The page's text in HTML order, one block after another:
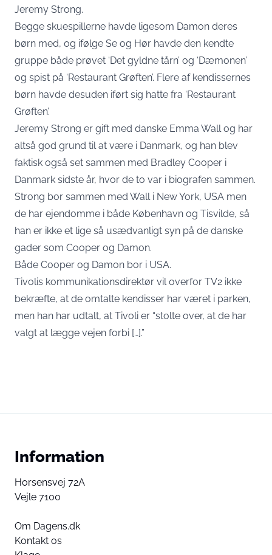
Jeremy Strong.
Begge skuespillerne havde ligesom Damon deres
børn med, og ifølge Se og Hør havde den kendte
gruppe både prøvet ‘Det gyldne tårn’ og ‘Dæmonen’
og spist på ‘Restaurant Grøften’. Flere af kendissernes
børn havde desuden iført sig hatte fra ‘Restaurant
Grøften’.
Jeremy Strong er gift med danske Emma Wall og har
altså god grund til at være i Danmark, og han blev
faktisk også set sammen med Bradley Cooper i
Danmark sidste år, hvor de to var i biografen sammen.
Strong bor sammen med Wall i New York, USA men
de har ejendomme i både København og Tisvilde, så
han er ikke et lige så usædvanligt syn på de danske
gader som Cooper og Damon.
Både Cooper og Damon bor i USA.
Tivolis kommunikationsdirektør vil overfor TV2 ikke
bekræfte, at de omtalte kendisser har været i parken,
men han har udtalt, at Tivoli er “stolte over, at de har
valgt at lægge vejen forbi […].”
Information
Horsensvej 72A
Vejle 7100
Om Dagens.dk
Kontakt os